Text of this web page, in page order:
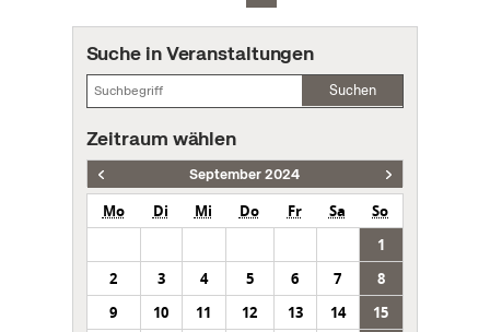
Suche in Veranstaltungen
Suchen
Zeitraum wählen
September 2024
Mo Di Mi Do Fr Sa
So
1
2
3 4 5 6 7
8
9
10 11 12 13 14
15